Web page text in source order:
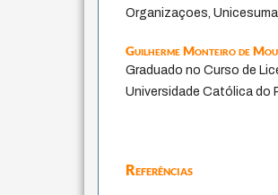
Organizaçoes,
Guilherme Monteiro de
Graduado no Curso de
Universidade Católica do
Referências